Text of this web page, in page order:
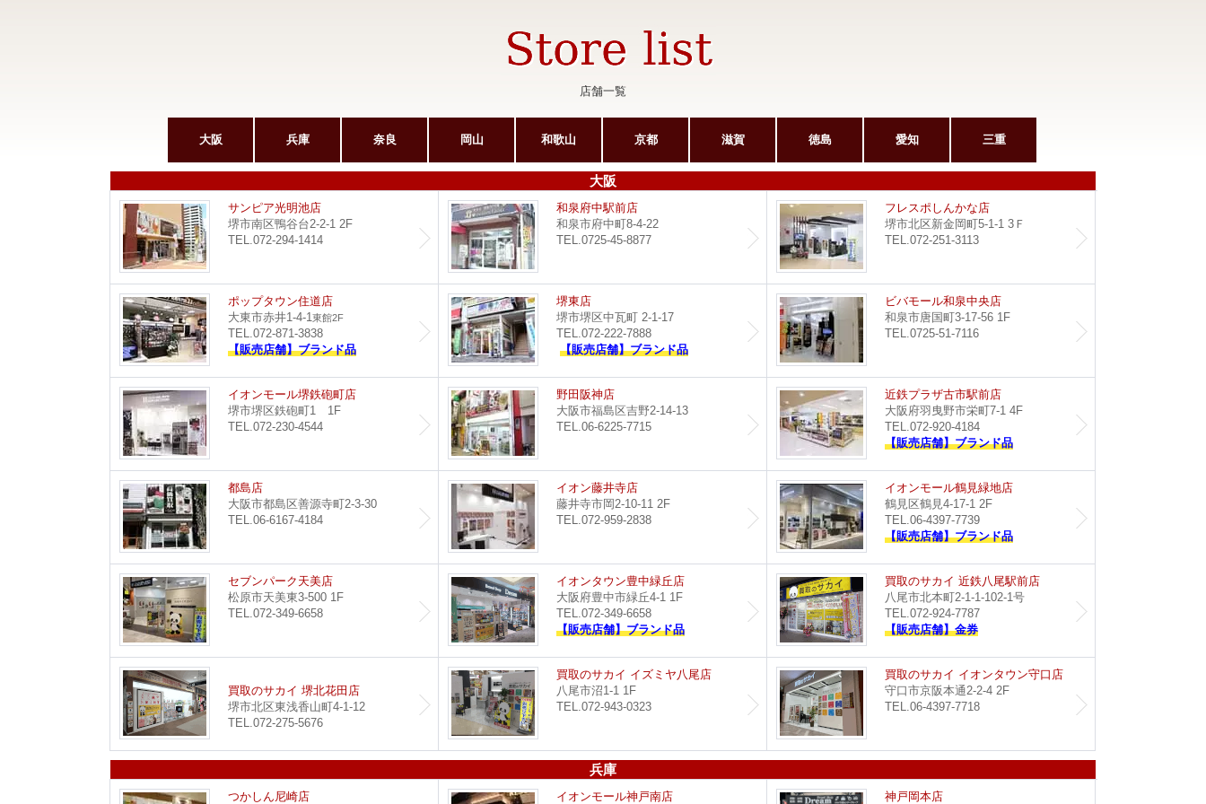
店舗一覧
大阪 兵庫 奈良 岡山 和歌山 京都 滋賀 徳島 愛知 三重
大阪
サンピア光明池店
堺市南区鴨谷台2-2-1 2F
TEL.072-294-1414
サンピア光明池店
和泉府中駅前店
和泉市府中町8-4-22
TEL.0725-45-8877
和泉府中駅前店
フレスポしんかな店
堺市北区新金岡町5-1-1 3Ｆ
TEL.072-251-3113
ポップタウン住道店
大東市赤井1-4-1東館2F
TEL.072-871-3838
【販売店舗】ブランド品
ポップタウン住道店
堺東店
堺市堺区中瓦町 2-1-17
TEL.072-222-7888
【販売店舗】ブランド品
堺東店
ビバモール和泉中央店
和泉市唐国町3-17-56 1F
TEL.0725-51-7116
イオンモール堺鉄砲町店
堺市堺区鉄砲町1 1F
TEL.072-230-4544
イオンモール堺鉄砲町店
野田阪神店
大阪市福島区吉野2-14-13
TEL.06-6225-7715
野田阪神店
近鉄プラザ古市駅前店
大阪府羽曳野市栄町7-1 4F
TEL.072-920-4184
【販売店舗】ブランド品
都島店
大阪市都島区善源寺町2-3-30
TEL.06-6167-4184
都島店
イオン藤井寺店
藤井寺市岡2-10-11 2F
TEL.072-959-2838
イオン藤井寺店
イオンモール鶴見緑地店
鶴見区鶴見4-17-1 2F
TEL.06-4397-7739
【販売店舗】ブランド品
セブンパーク天美店
松原市天美東3-500 1F
TEL.072-349-6658
セブンパーク天美店
イオンタウン豊中緑丘店
大阪府豊中市緑丘4-1 1F
TEL.072-349-6658
【販売店舗】ブランド品
Dream イオンタウン豊中緑丘店
買取のサカイ 近鉄八尾駅前店
八尾市北本町2-1-1-102-1号
TEL.072-924-7787
【販売店舗】金券
買取のサカイ 堺北花田店
堺市北区東浅香山町4-1-12
TEL.072-275-5676
買取のサカイ 堺北花田店
買取のサカイ イズミヤ八尾店
八尾市沼1-1 1F
TEL.072-943-0323
買取のサカイ イズミヤ八尾店
買取のサカイ イオンタウン守口店
守口市京阪本通2-2-4 2F
TEL.06-4397-7718
兵庫
つかしん尼崎店
つかしん尼崎店
イオンモール神戸南店
イオンモール神戸南店
神戸岡本店